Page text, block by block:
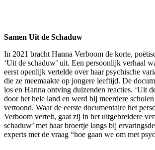
Samen Uit de Schaduw
In 2021 bracht Hanna Verboom de korte,
‘Uit de schaduw’ uit. Een persoonlijk verhaal
eerst openlijk vertelde over haar psychische
die ze meemaakte op jongere leeftijd. De
los en Hanna ontving duizenden reacties. ‘Uit
door het hele land en werd bij meerdere
vertoond. Waar de eerste documentaire het
Verboom vertelt, gaat zij in het uitgebreidere
schaduw’ met haar broertje langs bij
experts met de vraag “hoe gaan we om met